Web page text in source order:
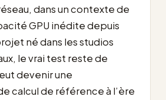
dans un contexte de
GPU inédite depuis
né dans les studios
le vrai test reste de
devenir une
calcul de référence à l’ère